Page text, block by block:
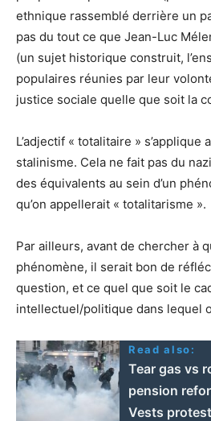
ethnique rassemblé derrière un
pas du tout ce que Jean-Luc
(un sujet historique construit,
populaires réunies par leur
justice sociale quelle que soit la
L’adjectif « totalitaire » s’applique
stalinisme. Cela ne fait pas du
des équivalents au sein d’un
qu’on appellerait « totalitarisme ».
Par ailleurs, avant de chercher à
phénomène, il serait bon de
question, et ce quel que soit le
intellectuel/politique dans lequel
Read also:
Tear gas vs
pension
Vests